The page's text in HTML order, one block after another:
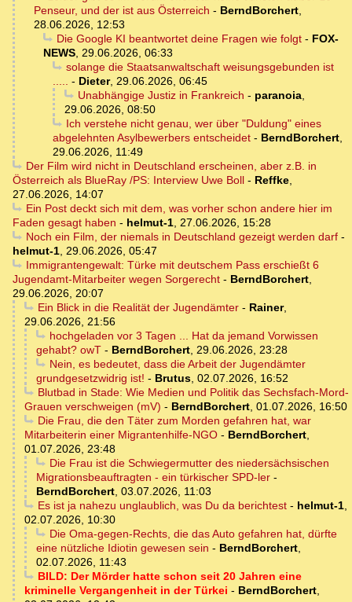
Penseur, und der ist aus Österreich - BerndBorchert,
28.06.2026, 12:53
Die Google KI beantwortet deine Fragen wie folgt- FOX-
NEWS, 29.06.2026, 06:33
solange die Staatsanwaltschaft weisungsgebunden ist
..... - Dieter, 29.06.2026, 06:45
Unabhängige Justiz in Frankreich - paranoia,
29.06.2026, 08:50
Ich verstehe nicht genau, wer über "Duldung" eines
abgelehnten Asylbewerbers entscheidet - BerndBorchert,
29.06.2026, 11:49
Der Film wird nicht in Deutschland erscheinen, aber z.B. in
Österreich als BlueRay /PS: Interview Uwe Boll - Reffke,
27.06.2026, 14:07
Ein Post deckt sich mit dem, was vorher schon andere hier im
Faden gesagt haben - helmut-1, 27.06.2026, 15:28
Noch ein Film, der niemals in Deutschland gezeigt werden darf-
helmut-1, 29.06.2026, 05:47
Immigrantengewalt: Türke mit deutschem Pass erschießt 6
Jugendamt-Mitarbeiter wegen Sorgerecht - BerndBorchert,
29.06.2026, 20:07
Ein Blick in die Realität der Jugendämter- Rainer,
29.06.2026, 21:56
hochgeladen vor 3 Tagen ... Hat da jemand Vorwissen
gehabt? owT - BerndBorchert, 29.06.2026, 23:28
Nein, es bedeutet, dass die Arbeit der Jugendämter
grundgesetzwidrig ist! - Brutus, 02.07.2026, 16:52
Blutbad in Stade: Wie Medien und Politik das Sechsfach-Mord-
Grauen verschweigen (mV) - BerndBorchert, 01.07.2026, 16:50
Die Frau, die den Täter zum Morden gefahren hat, war
Mitarbeiterin einer Migrantenhilfe-NGO - BerndBorchert,
01.07.2026, 23:48
Die Frau ist die Schwiegermutter des niedersächsischen
Migrationsbeauftragten - ein türkischer SPD-ler -
BerndBorchert, 03.07.2026, 11:03
Es ist ja nahezu unglaublich, was Du da berichtest- helmut-1,
02.07.2026, 10:30
Die Oma-gegen-Rechts, die das Auto gefahren hat, dürfte
eine nützliche Idiotin gewesen sein - BerndBorchert,
02.07.2026, 11:43
BILD: Der Mörder hatte schon seit 20 Jahren eine
kriminelle Vergangenheit in der Türkei - BerndBorchert,